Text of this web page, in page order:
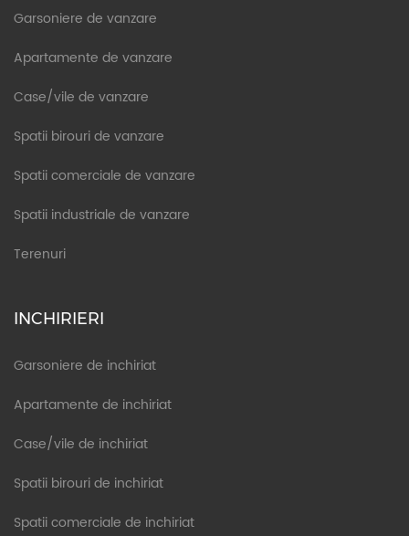
Garsoniere de vanzare
Apartamente de vanzare
Case/vile de vanzare
Spatii birouri de vanzare
Spatii comerciale de vanzare
Spatii industriale de vanzare
Terenuri
INCHIRIERI
Garsoniere de inchiriat
Apartamente de inchiriat
Case/vile de inchiriat
Spatii birouri de inchiriat
Spatii comerciale de inchiriat